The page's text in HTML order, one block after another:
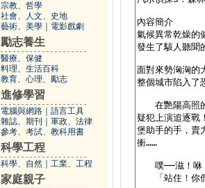
宗教、哲學
社會、人文、史地
藝術、美學
電影戲劇
勵志養生
醫療、保健
料理、生活百科
教育、心理、勵志
進修學習
電腦與網路
語言工具
雜誌、期刊
軍政、法律
參考、考試、教科用書
科學工程
科學、自然 工業、工程
家庭親子